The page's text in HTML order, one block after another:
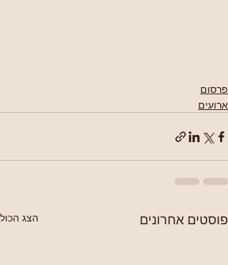
פרסום
ארועים
פוסטים אחרונים הצג הכול